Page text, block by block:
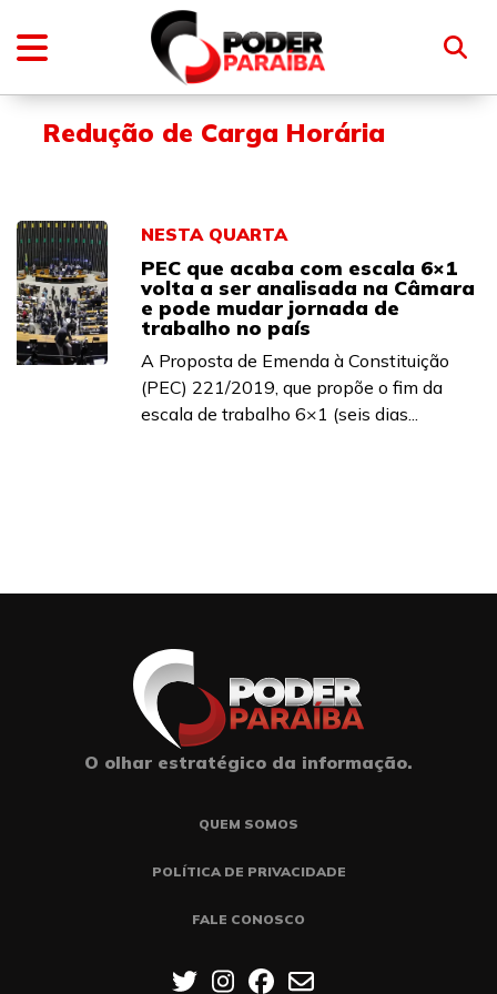
Redução de Carga Horária
NESTA QUARTA
PEC que acaba com escala 6×1
volta a ser analisada na Câmara
e pode mudar jornada de
trabalho no país
A Proposta de Emenda à Constituição
(PEC) 221/2019, que propõe o fim da
escala de trabalho 6×1 (seis dias...
O olhar estratégico da informação.
QUEM SOMOS
POLÍTICA DE PRIVACIDADE
FALE CONOSCO